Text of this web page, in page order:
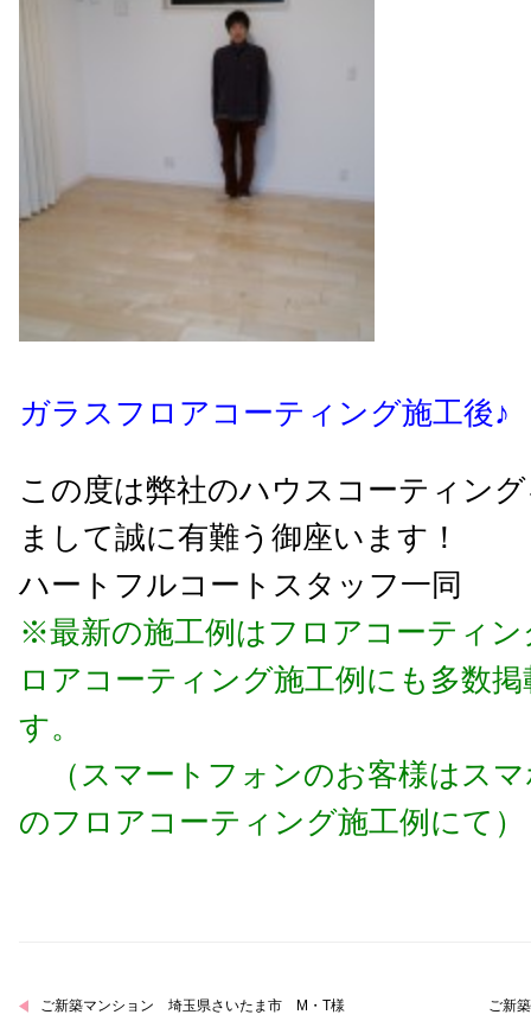
ガラスフロアコーティング施工後♪
この度は弊社のハウスコーティン
まして誠に有難う御座います！
ハートフルコートスタッフ一同
※最新の施工例はフロアコーティ
ロアコーティング施工例にも多数
す。
（スマートフォンのお客様はスマ
のフロアコーティング施工例にて）
ご新築マンション 埼玉県さいたま市 M・T様 ご新